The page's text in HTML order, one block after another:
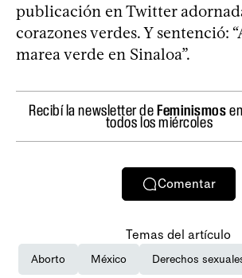
publicación en Twitter
corazones verdes. Y sentenció:
marea verde en Sinaloa”.
Recibí la newsletter deFeminismos
todos los miércoles
Comentar
Temas del artículo
Aborto México Derechos